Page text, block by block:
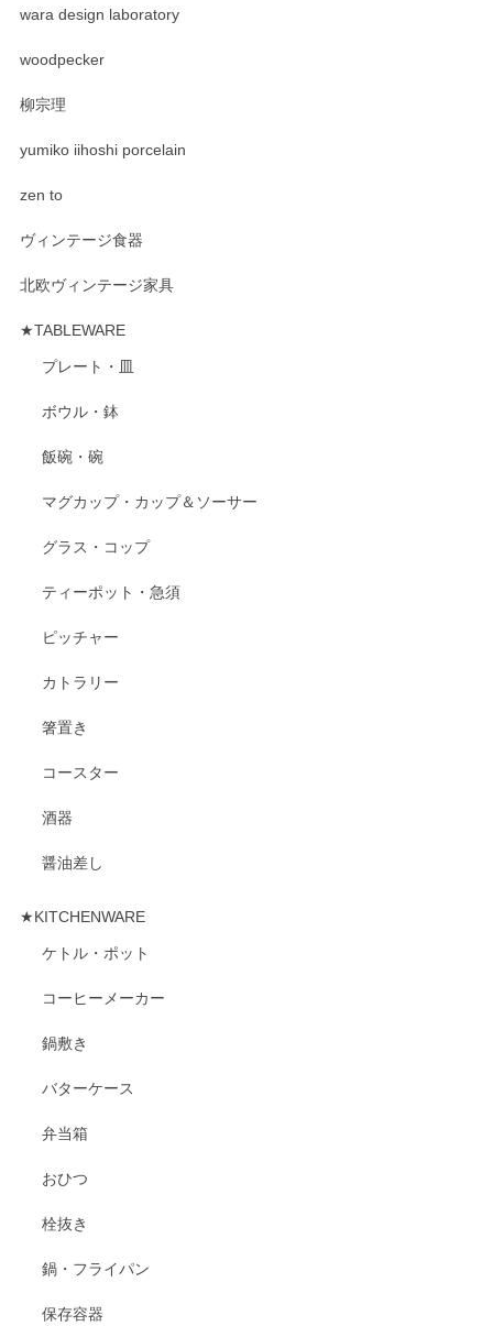
wara design laboratory
woodpecker
柳宗理
yumiko iihoshi porcelain
zen to
ヴィンテージ食器
北欧ヴィンテージ家具
★TABLEWARE
プレート・皿
ボウル・鉢
飯碗・碗
マグカップ・カップ＆ソーサー
グラス・コップ
ティーポット・急須
ピッチャー
カトラリー
箸置き
コースター
酒器
醤油差し
★KITCHENWARE
ケトル・ポット
コーヒーメーカー
鍋敷き
バターケース
弁当箱
おひつ
栓抜き
鍋・フライパン
保存容器